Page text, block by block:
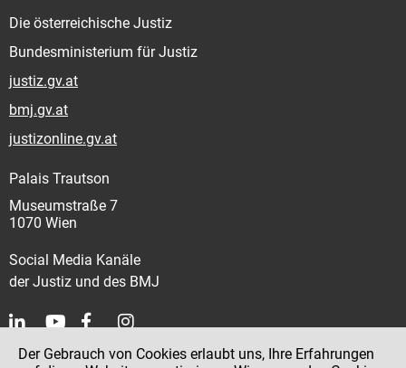
Die österreichische Justiz
Bundesministerium für Justiz
justiz.gv.at
bmj.gv.at
justizonline.gv.at
Palais Trautson
Museumstraße 7
1070 Wien
Social Media Kanäle
der Justiz und des BMJ
Kontakt
Der Gebrauch von Cookies erlaubt uns, Ihre Erfahrungen